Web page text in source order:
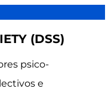
(DSS)
psico-
e